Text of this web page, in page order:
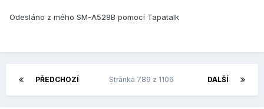
Odesláno z mého SM-A528B pomocí Tapatalk
PŘEDCHOZÍ DALŠÍ
Stránka 789 z 1106